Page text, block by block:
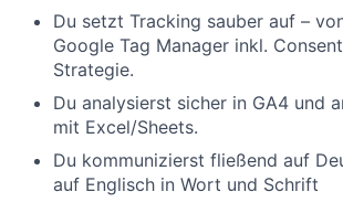
Du setzt Tracking sauber auf –
Google Tag Manager inkl.
Strategie.
Du analysierst sicher in GA4 und
mit Excel/Sheets.
Du kommunizierst fließend auf
auf Englisch in Wort und Schrift